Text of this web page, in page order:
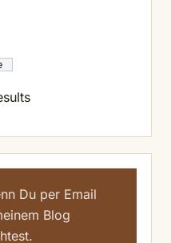
Du per Email
Blog